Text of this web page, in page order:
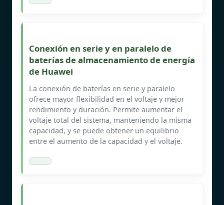
Conexión en serie y en paralelo de
baterías de almacenamiento de energía
de Huawei
La conexión de baterías en serie y paralelo
ofrece mayor flexibilidad en el voltaje y mejor
rendimiento y duración. Permite aumentar el
voltaje total del sistema, manteniendo la misma
capacidad, y se puede obtener un equilibrio
entre el aumento de la capacidad y el voltaje.